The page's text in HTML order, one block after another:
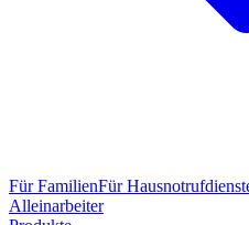
Für FamilienFür
Alleinarbeiter